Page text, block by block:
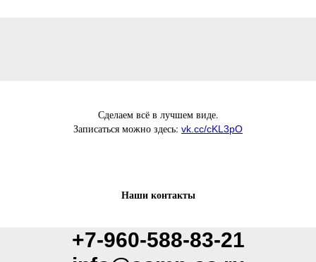
Сделаем всё в лучшем виде.
Записаться можно здесь: vk.cc/cKL3pO
Наши контакты
+7-960-588-83-21